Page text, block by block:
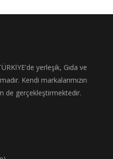
yerleşik, Gıda ve
Kendi markalarımızın
de gerçekleştirmektedir.